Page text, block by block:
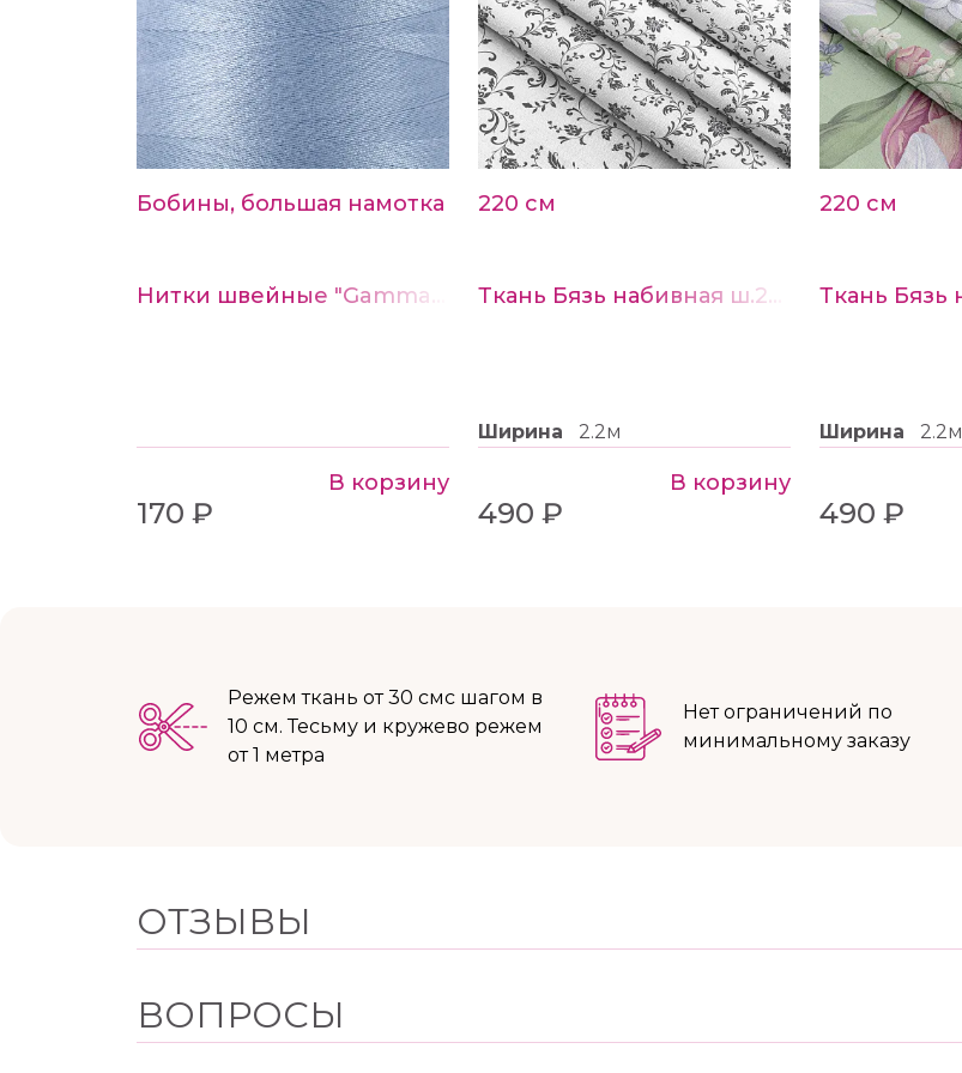
Бобины, большая намотка
170 ₽
В корзину
220 см
Ткань Бязь набивная ш.220см рис.21641-1
Ширина 2.2м
490 ₽
В корзину
220 см
Ширина 2.2м
490 ₽
Режем ткань от 30 смс шагом в
10 см. Тесьму и кружево режем
от 1 метра
Нет ограничений по
минимальному заказу
ОТЗЫВЫ
ВОПРОСЫ